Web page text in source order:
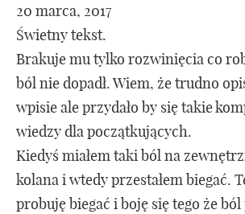
20 marca, 2017
Świetny tekst.
Brakuje mu tylko rozwinięcia co
ból nie dopadł. Wiem, że trudno
wpisie ale przydało by się takie
wiedzy dla początkujących.
Kiedyś miałem taki ból na
kolana i wtedy przestałem biegać.
probuję biegać i boję się tego że